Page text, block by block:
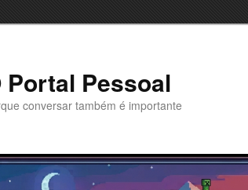
Portal Pessoal
conversar também é importante